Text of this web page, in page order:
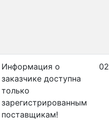
Информация о
заказчике доступна
только
зарегистрированным
поставщикам!